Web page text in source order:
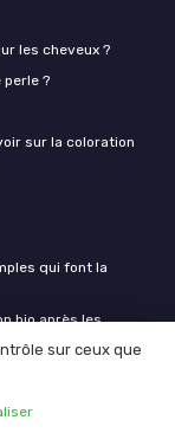
les cheveux ?
?
sur la coloration
qui font la
bio après les
simple pour
le gros seau pour
sur ceux que